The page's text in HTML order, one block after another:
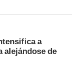
a
alejándose de